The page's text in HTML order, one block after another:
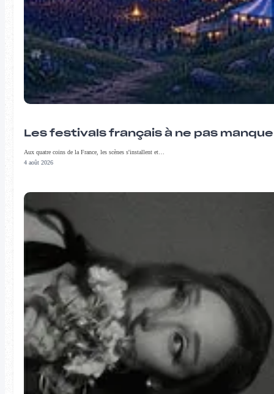
Les festivals français à ne pas
Aux quatre coins de la France, les scènes s'installent et…
4 août 2026